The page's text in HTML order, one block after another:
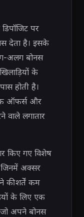
पर
देता है। इसके
अलग बोनस
के
होती है।
ऑफर्स और
वाले लगातार
किए गए विशेष
जिनमें अक्सर
की शर्तें कम
के लिए एक
अपने बोनस